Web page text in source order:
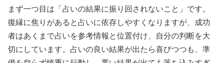
まず一つ目は「占いの結果に振り回されないこと」です。
復縁に焦りがあると占いに依存しやすくなりますが、成功
者はあくまで占いを参考情報と位置付け、自分の判断を大
切にしています。占いの良い結果が出たら喜びつつも、準